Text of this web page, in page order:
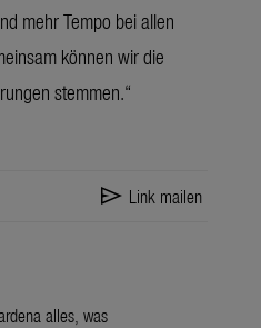
mehr Tempo bei allen
können wir die
stemmen.“
send Link mailen
alles, was